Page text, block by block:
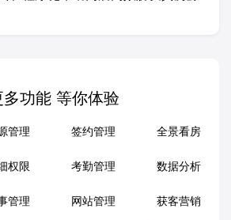
多功能 等你体验
管理 签约管理 全景看房
权限 考勤管理 数据分析
管理 网站管理 获客营销